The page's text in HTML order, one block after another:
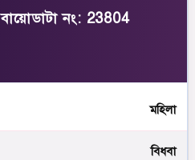
বায়োডাটা নং: 23804
মহিলা
বিধবা